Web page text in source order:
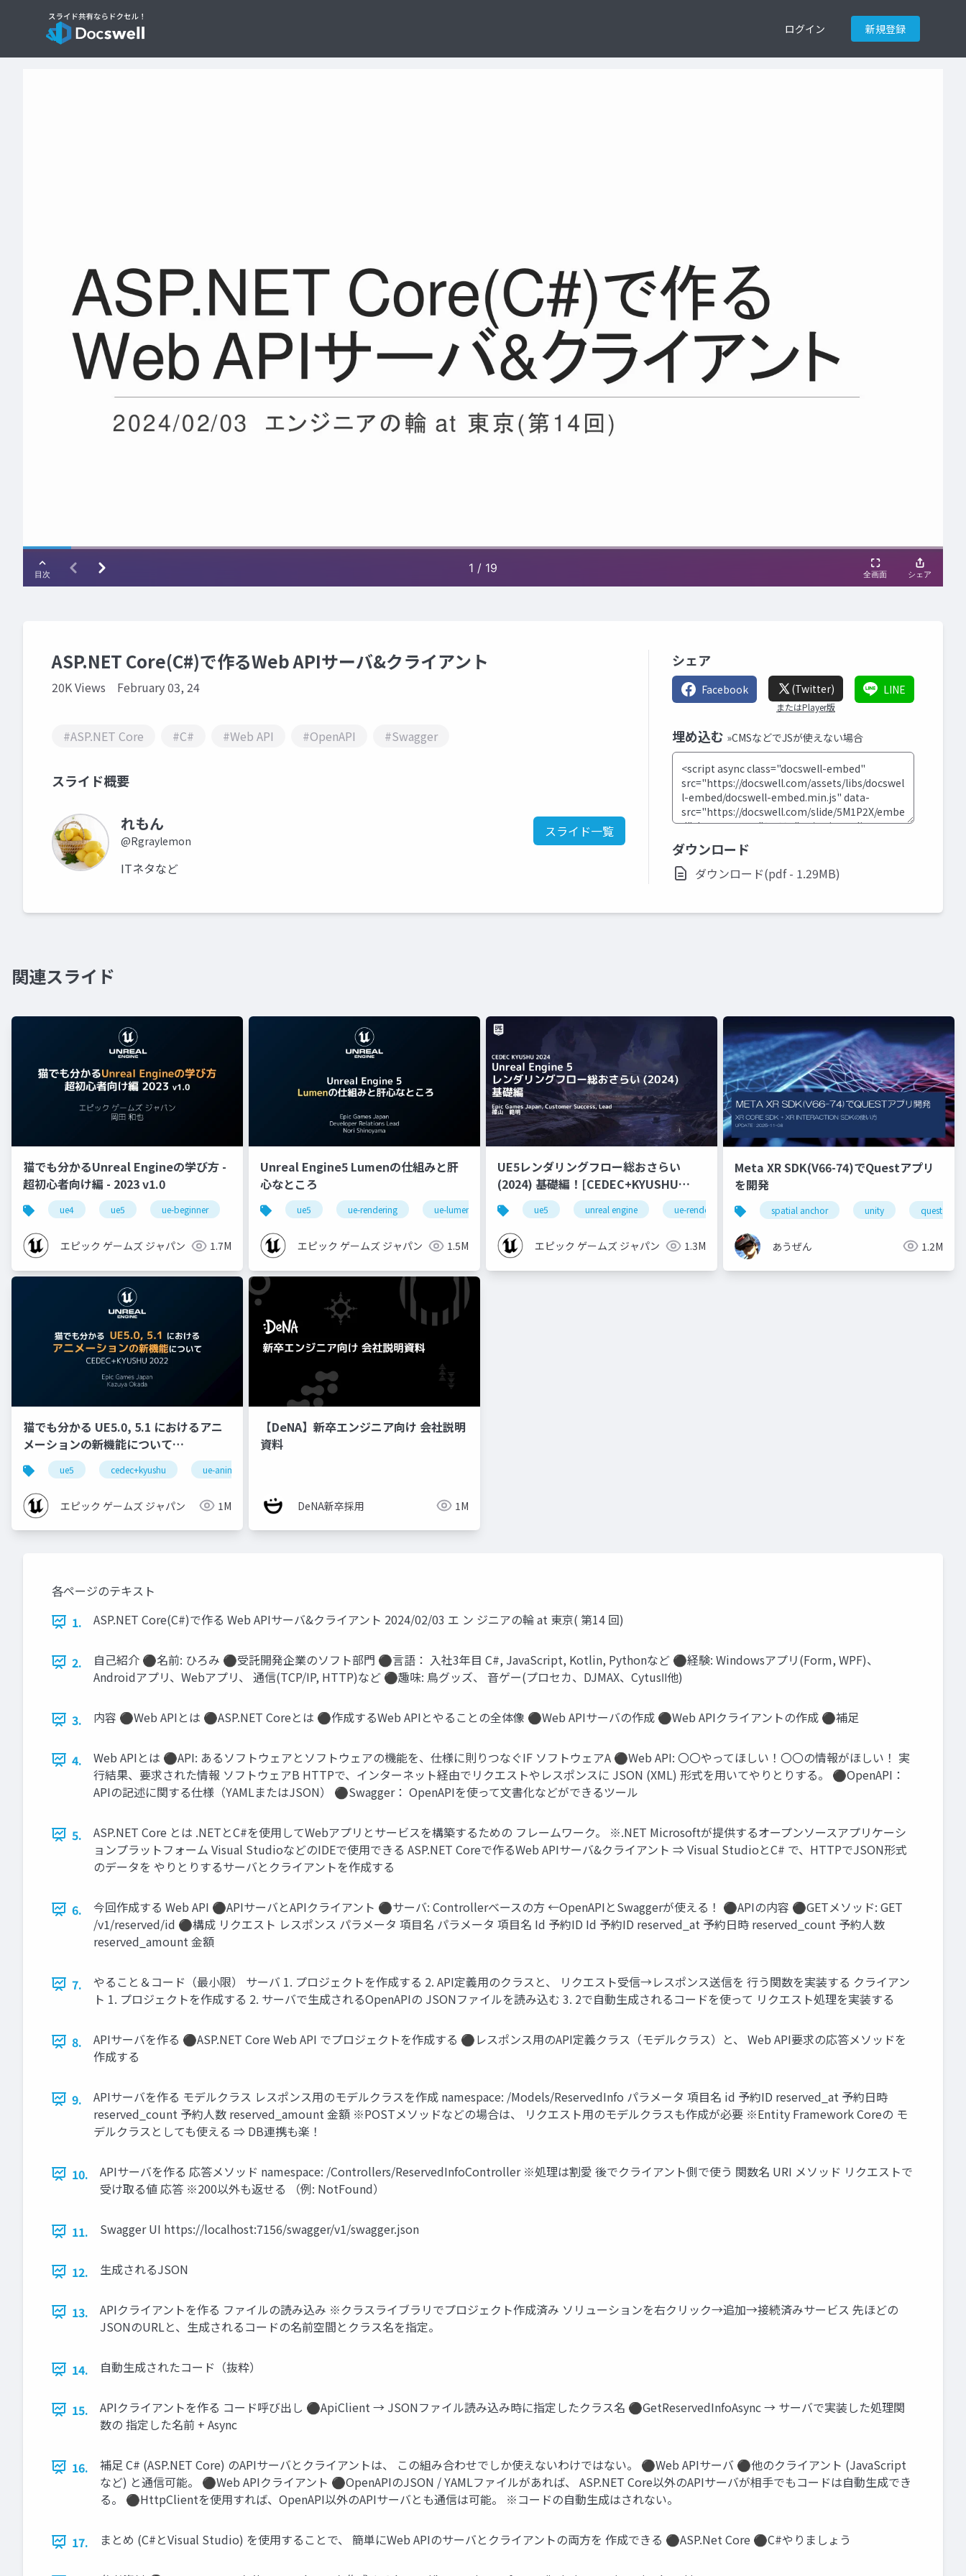
ログイン 新規登録
ASP.NET Core(C#)で作るWeb APIサーバ&クライアント
20K Views February 03, 24
#ASP.NET Core #C# #Web API #OpenAPI #Swagger
スライド概要
れもん
@Rgraylemon
スライド一覧
ITネタなど
シェア
Facebook (Twitter)
またはPlayer版
LINE
埋め込む »CMSなどでJSが使えない場合
ダウンロード
ダウンロード(pdf - 1.29MB)
関連スライド
猫でも分かるUnreal Engineの学び方 -
超初心者向け編 - 2023 v1.0
ue4 ue5 ue-beginner
エピック ゲームズ ジャパン 1.7M
Unreal Engine5 Lumenの仕組みと肝
心なところ
ue5 ue-rendering ue-lumen
エピック ゲームズ ジャパン 1.5M
UE5レンダリングフロー総おさらい
(2024) 基礎編！[CEDEC+KYUSHU
2024] ue5 unreal engine ue-rendering
エピック ゲームズ ジャパン 1.3M
Meta XR SDK(V66-74)でQuestアプリ
を開発
spatial anchor unity quest pro
あうぜん 1.2M
猫でも分かる UE5.0, 5.1 におけるアニ
メーションの新機能について
【CEDEC+KYUSHU 2022】
ue5 cedec+kyushu ue-animation
エピック ゲームズ ジャパン 1M
【DeNA】新卒エンジニア向け 会社説明
資料
DeNA新卒採用 1M
各ページのテキスト
1.
ASP.NET Core(C#)で作る Web APIサーバ&クライアント 2024/02/03 エ ン ジニアの輪 at 東京( 第14 回)
2.
自己紹介 ⚫名前: ひろみ ⚫受託開発企業のソフト部門 ⚫言語： 入社3年目 C#, JavaScript, Kotlin, Pythonなど ⚫経験: Windowsアプリ(Form, WPF)、
Androidアプリ、Webアプリ、 通信(TCP/IP, HTTP)など ⚫趣味: 鳥グッズ、 音ゲー(プロセカ、DJMAX、CytusⅡ他)
3. 内容 ⚫Web APIとは ⚫ASP.NET Coreとは ⚫作成するWeb APIとやることの全体像 ⚫Web APIサーバの作成 ⚫Web APIクライアントの作成 ⚫補足
4.
Web APIとは ⚫API: あるソフトウェアとソフトウェアの機能を、仕様に則りつなぐIF ソフトウェアA ⚫Web API: 〇〇やってほしい！〇〇の情報がほしい！ 実
行結果、要求された情報 ソフトウェアB HTTPで、インターネット経由でリクエストやレスポンスに JSON (XML) 形式を用いてやりとりする。 ⚫OpenAPI：
APIの記述に関する仕様（YAMLまたはJSON） ⚫Swagger： OpenAPIを使って文書化などができるツール
5.
ASP.NET Core とは .NETとC#を使用してWebアプリとサービスを構築するための フレームワーク。 ※.NET Microsoftが提供するオープンソースアプリケーシ
ョンプラットフォーム Visual StudioなどのIDEで使用できる ASP.NET Coreで作るWeb APIサーバ&クライアント ⇒ Visual StudioとC# で、HTTPでJSON形式
のデータを やりとりするサーバとクライアントを作成する
6.
今回作成する Web API ⚫APIサーバとAPIクライアント ⚫サーバ: Controllerベースの方 ←OpenAPIとSwaggerが使える！ ⚫APIの内容 ⚫GETメソッド: GET
/v1/reserved/id ⚫構成 リクエスト レスポンス パラメータ 項目名 パラメータ 項目名 Id 予約ID Id 予約ID reserved_at 予約日時 reserved_count 予約人数
reserved_amount 金額
7.
やること＆コード（最小限） サーバ 1. プロジェクトを作成する 2. API定義用のクラスと、 リクエスト受信→レスポンス送信を 行う関数を実装する クライアン
ト 1. プロジェクトを作成する 2. サーバで生成されるOpenAPIの JSONファイルを読み込む 3. 2で自動生成されるコードを使って リクエスト処理を実装する
8.
APIサーバを作る ⚫ASP.NET Core Web API でプロジェクトを作成する ⚫レスポンス用のAPI定義クラス（モデルクラス）と、 Web API要求の応答メソッドを
作成する
9.
APIサーバを作る モデルクラス レスポンス用のモデルクラスを作成 namespace: /Models/ReservedInfo パラメータ 項目名 id 予約ID reserved_at 予約日時
reserved_count 予約人数 reserved_amount 金額 ※POSTメソッドなどの場合は、 リクエスト用のモデルクラスも作成が必要 ※Entity Framework Coreの モ
デルクラスとしても使える ⇒ DB連携も楽！
10.
APIサーバを作る 応答メソッド namespace: /Controllers/ReservedInfoController ※処理は割愛 後でクライアント側で使う 関数名 URI メソッド リクエストで
受け取る値 応答 ※200以外も返せる （例: NotFound）
11. Swagger UI https://localhost:7156/swagger/v1/swagger.json
12. 生成されるJSON
13.
APIクライアントを作る ファイルの読み込み ※クラスライブラリでプロジェクト作成済み ソリューションを右クリック→追加→接続済みサービス 先ほどの
JSONのURLと、生成されるコードの名前空間とクラス名を指定。
14. 自動生成されたコード（抜粋）
15.
APIクライアントを作る コード呼び出し ⚫ApiClient → JSONファイル読み込み時に指定したクラス名 ⚫GetReservedInfoAsync → サーバで実装した処理関
数の 指定した名前 + Async
16.
補足 C# (ASP.NET Core) のAPIサーバとクライアントは、 この組み合わせでしか使えないわけではない。 ⚫Web APIサーバ ⚫他のクライアント (JavaScript
など) と通信可能。 ⚫Web APIクライアント ⚫OpenAPIのJSON / YAMLファイルがあれば、 ASP.NET Core以外のAPIサーバが相手でもコードは自動生成でき
る。 ⚫HttpClientを使用すれば、OpenAPI以外のAPIサーバとも通信は可能。 ※コードの自動生成はされない。
17. まとめ (C#とVisual Studio) を使用することで、 簡単にWeb APIのサーバとクライアントの両方を 作成できる ⚫ASP.Net Core ⚫C#やりましょう